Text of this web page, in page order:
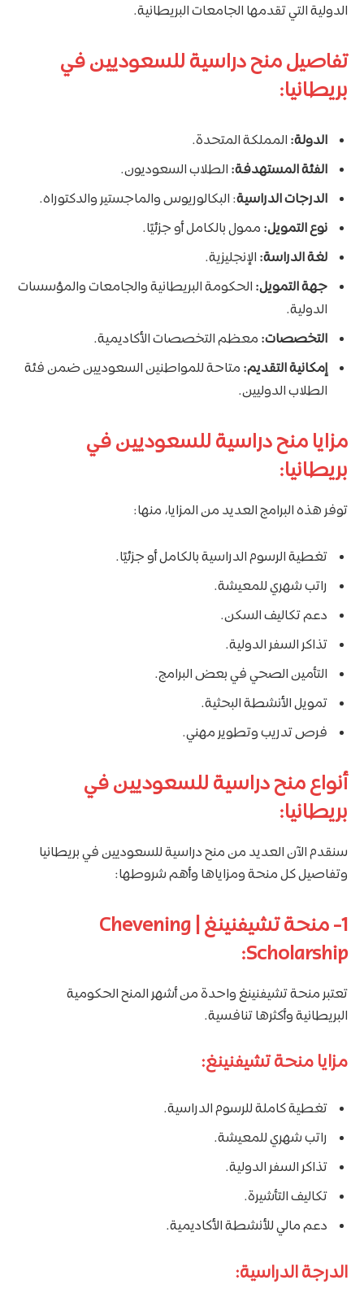
الدولية التي تقدمها الجامعات البريطانية.
تفاصيل منح دراسية للسعوديين في
بريطانيا:
الدولة: المملكة المتحدة.
الفئة المستهدفة: الطلاب السعوديون.
الدرجات الدراسية: البكالوريوس والماجستير والدكتوراه.
نوع التمويل: ممول بالكامل أو جزئيًا.
لغة الدراسة: الإنجليزية.
جهة التمويل: الحكومة البريطانية والجامعات والمؤسسات
الدولية.
التخصصات: معظم التخصصات الأكاديمية.
إمكانية التقديم: متاحة للمواطنين السعوديين ضمن فئة
الطلاب الدوليين.
مزايا منح دراسية للسعوديين في
بريطانيا:
توفر هذه البرامج العديد من المزايا، منها:
تغطية الرسوم الدراسية بالكامل أو جزئيًا.
راتب شهري للمعيشة.
دعم تكاليف السكن.
تذاكر السفر الدولية.
التأمين الصحي في بعض البرامج.
تمويل الأنشطة البحثية.
فرص تدريب وتطوير مهني.
أنواع منح دراسية للسعوديين في
بريطانيا:
سنقدم الآن العديد من منح دراسية للسعوديين في بريطانيا
وتفاصيل كل منحة ومزاياها وأهم شروطها:
1- منحة تشيفنينغ | Chevening
Scholarship:
تعتبر منحة تشيفنينغ واحدة من أشهر المنح الحكومية
البريطانية وأكثرها تنافسية.
مزايا منحة تشيفنينغ:
تغطية كاملة للرسوم الدراسية.
راتب شهري للمعيشة.
تذاكر السفر الدولية.
تكاليف التأشيرة.
دعم مالي للأنشطة الأكاديمية.
الدرجة الدراسية: